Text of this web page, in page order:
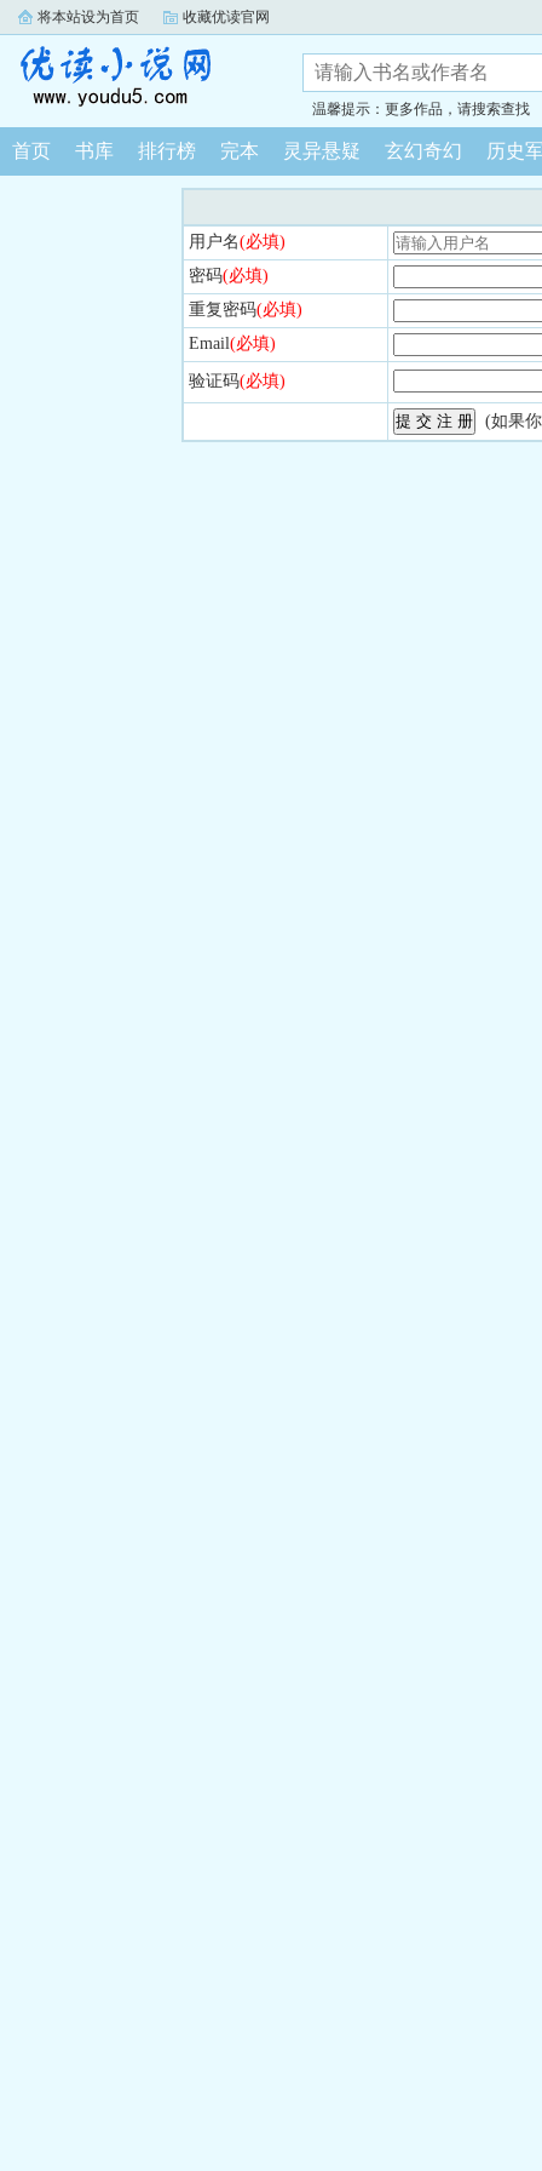
将本站设为首页 收藏优读官网
温馨提示：更多作品，请搜索查找
首页 书库 排行榜 完本 灵异悬疑 玄幻奇幻 历史
用户名(必填)
密码(必填)
重复密码(必填)
Email(必填)
验证码(必填)
(如果